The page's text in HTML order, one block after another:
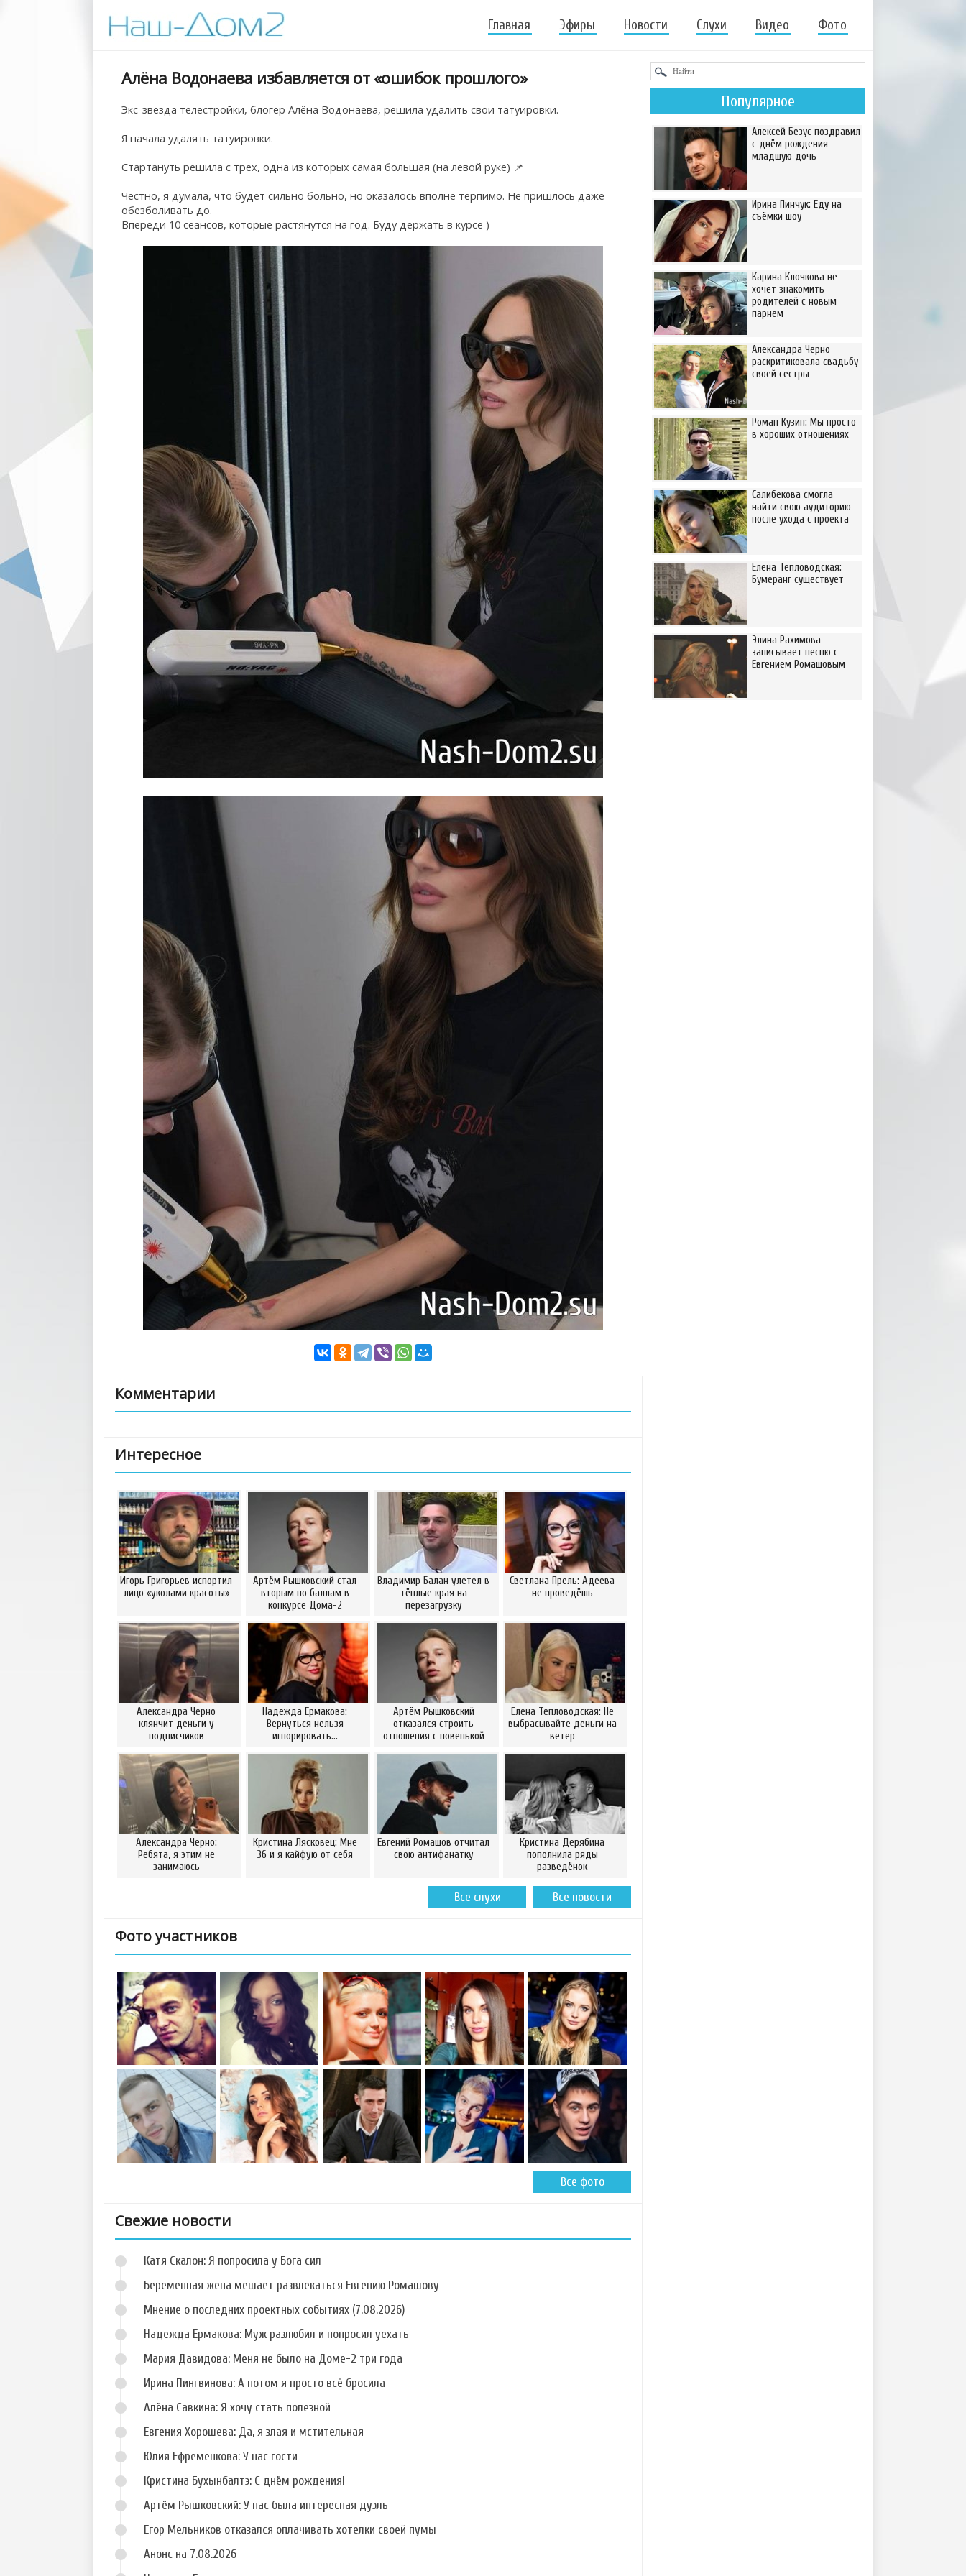
Главная Эфиры Новости Слухи Видео Фото
Алёна Водонаева избавляется от «ошибок прошлого»
Экс-звезда телестройки, блогер Алёна Водонаева, решила удалить свои татуировки.
Я начала удалять татуировки.
Стартануть решила с трех, одна из которых самая большая (на левой руке) 📌
Честно, я думала, что будет сильно больно, но оказалось вполне терпимо. Не пришлось даже
обезболивать до.
Впереди 10 сеансов, которые растянутся на год. Буду держать в курсе )
Комментарии
Интересное
Игорь Григорьев испортил
лицо «уколами красоты»
Артём Рышковский стал
вторым по баллам в
конкурсе Дома-2
Владимир Балан улетел в
тёплые края на
перезагрузку
Светлана Прель: Адеева
не проведёшь
Александра Черно
клянчит деньги у
подписчиков
Надежда Ермакова:
Вернуться нельзя
игнорировать…
Артём Рышковский
отказался строить
отношения с новенькой
Елена Тепловодская: Не
выбрасывайте деньги на
ветер
Александра Черно:
Ребята, я этим не
занимаюсь
Кристина Лясковец: Мне
36 и я кайфую от себя
Евгений Ромашов отчитал
свою антифанатку
Кристина Дерябина
пополнила ряды
разведёнок
Все новости
Все слухи
Фото участников
Фото Данила
Романова
Фото Кристины
Дерябиной
Фото Алины
Алексеевой
Фото Сергея
Худякова
Фото Алены
Павловой
Фото Сергея
Все фото
Свежие новости
Катя Скалон: Я попросила у Бога сил
Беременная жена мешает развлекаться Евгению Ромашову
Мнение о последних проектных событиях (7.08.2026)
Надежда Ермакова: Муж разлюбил и попросил уехать
Мария Давидова: Меня не было на Доме-2 три года
Ирина Пингвинова: А потом я просто всё бросила
Алёна Савкина: Я хочу стать полезной
Евгения Хорошева: Да, я злая и мстительная
Юлия Ефременкова: У нас гости
Кристина Бухынбалтэ: С днём рождения!
Артём Рышковский: У нас была интересная дуэль
Егор Мельников отказался оплачивать хотелки своей пумы
Анонс на 7.08.2026
Популярное
Алексей Безус поздравил
с днём рождения
младшую дочь
Ирина Пинчук: Еду на
съёмки шоу
Карина Клочкова не
хочет знакомить
родителей с новым
парнем
Александра Черно
раскритиковала свадьбу
своей сестры
Роман Кузин: Мы просто
в хороших отношениях
Салибекова смогла
найти свою аудиторию
после ухода с проекта
Елена Тепловодская:
Бумеранг существует
Элина Рахимова
записывает песню с
Евгением Ромашовым